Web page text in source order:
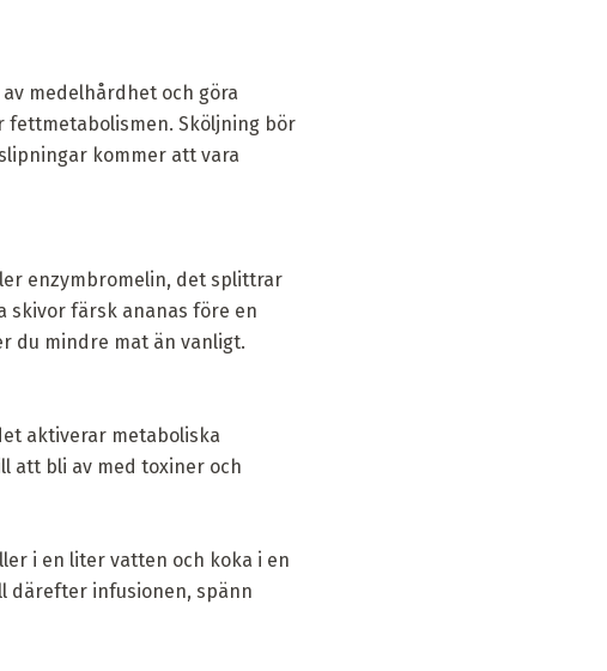
medelhårdhet och göra
fettmetabolismen. Sköljning bör
kommer att vara
enzymbromelin, det splittrar
skivor färsk ananas före en
du mindre mat än vanligt.
aktiverar metaboliska
att bli av med toxiner och
i en liter vatten och koka i en
därefter infusionen, spänn